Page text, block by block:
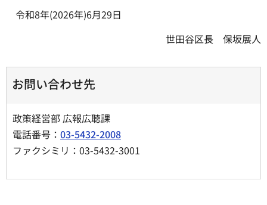
令和8年(2026年)6月29日
世田谷区長 保坂展人
お問い合わせ先
政策経営部 広報広聴課
電話番号： 03-5432-2008
ファクシミリ：03-5432-3001